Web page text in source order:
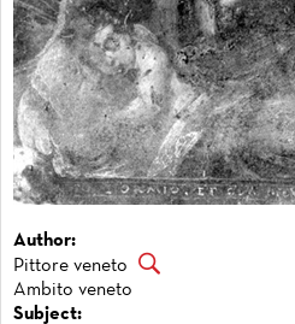
Author:
Pittore veneto
Ambito veneto
Subject: